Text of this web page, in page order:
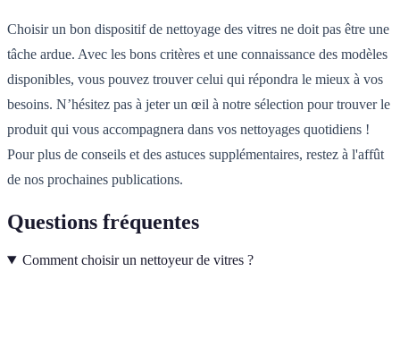
Choisir un bon dispositif de nettoyage des vitres ne doit pas être une
tâche ardue. Avec les bons critères et une connaissance des modèles
disponibles, vous pouvez trouver celui qui répondra le mieux à vos
besoins. N’hésitez pas à jeter un œil à notre sélection pour trouver le
produit qui vous accompagnera dans vos nettoyages quotidiens !
Pour plus de conseils et des astuces supplémentaires, restez à l'affût
de nos prochaines publications.
Questions fréquentes
Comment choisir un nettoyeur de vitres ?